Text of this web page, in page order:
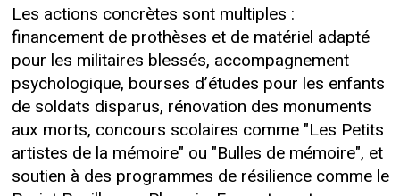
Les actions concrètes sont multiples :
financement de prothèses et de matériel adapté
pour les militaires blessés, accompagnement
psychologique, bourses d’études pour les enfants
de soldats disparus, rénovation des monuments
aux morts, concours scolaires comme "Les Petits
artistes de la mémoire" ou "Bulles de mémoire", et
soutien à des programmes de résilience comme le